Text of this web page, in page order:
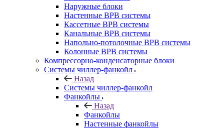
Наружные блоки
Настенные ВРВ системы
Кассетные ВРВ системы
Канальные ВРВ системы
Напольно-потолочные ВРВ системы
Колонные ВРВ системы
Компрессорно-конденсаторные блоки
Системы чиллер-фанкойл
Назад
Системы чиллер-фанкойл
Фанкойлы
Назад
Фанкойлы
Настенные фанкойлы